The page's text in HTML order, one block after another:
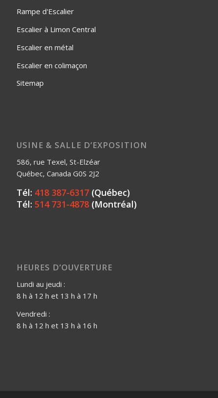
Rampe d'Escalier
Escalier à Limon Central
Escalier en métal
Escalier en colimaçon
Sitemap
USINE & SALLE D’EXPOSITION
586, rue Texel, St-Elzéar
Québec, Canada G0S 2J2
Tél: 418 387-6317(Québec)
Tél: 514 731-4878(Montréal)
HEURES D’OUVERTURE
Lundi au jeudi :
8 h à 12 h et 13 h à 17 h
Vendredi :
8 h à 12 h et 13 h à 16 h